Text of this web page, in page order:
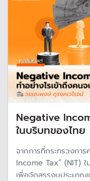
Negative
ในบริบทของไทย
จากการที่กระทรวงกา
Income Tax” (NIT)
เพื่อจัดสรรงบประมาณ